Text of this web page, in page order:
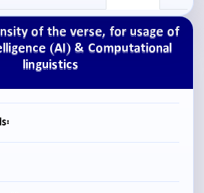
of the verse, for usage of
(AI) & Computational
linguistics